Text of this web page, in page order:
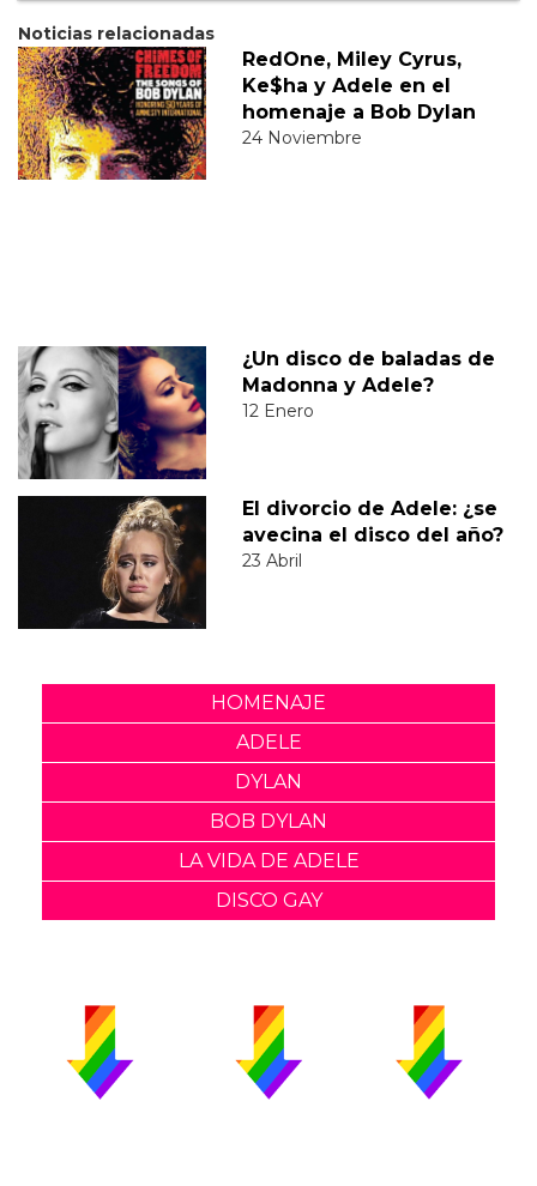
Noticias relacionadas
RedOne, Miley Cyrus,
Ke$ha y Adele en el
homenaje a Bob Dylan
24 Noviembre
¿Un disco de baladas de
Madonna y Adele?
12 Enero
El divorcio de Adele: ¿se
avecina el disco del año?
23 Abril
HOMENAJE
ADELE
DYLAN
BOB DYLAN
LA VIDA DE ADELE
DISCO GAY